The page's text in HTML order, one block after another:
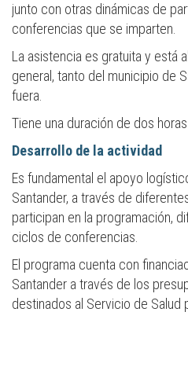
junto con otras dinámicas de
conferencias que se imparten.
La asistencia es gratuita y está
general, tanto del municipio de
fuera.
Tiene una duración de dos
Desarrollo de la actividad
Es fundamental el apoyo
Santander, a través de
participan en la programación,
ciclos de conferencias.
El programa cuenta con
Santander a través de los
destinados al Servicio de Salud